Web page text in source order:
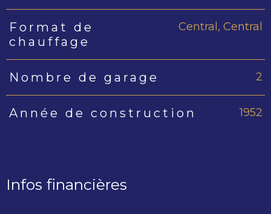
Format de
chauffage
Central, Central
Nombre de garage 2
Année de construction 1952
Infos financières